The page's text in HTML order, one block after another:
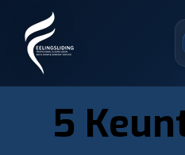
5